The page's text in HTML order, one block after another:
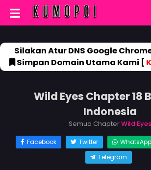
Silakan Atur DNS Google
Simpan Domain Utama Kami [
Wild Eyes Chapter 18
Indonesia
Semua ChapterWild Eyes
Facebook Twitter WhatsApp
Telegram